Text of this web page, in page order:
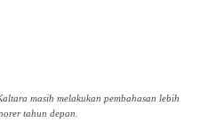
masih melakukan pembahasan lebih
tahun depan.